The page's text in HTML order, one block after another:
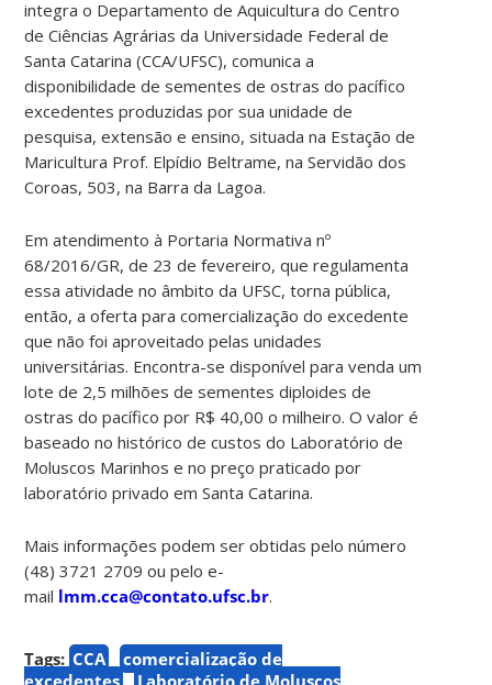
integra o Departamento de Aquicultura do Centro
de Ciências Agrárias da Universidade Federal de
Santa Catarina (CCA/UFSC), comunica a
disponibilidade de sementes de ostras do pacífico
excedentes produzidas por sua unidade de
pesquisa, extensão e ensino, situada na Estação de
Maricultura Prof. Elpídio Beltrame, na Servidão dos
Coroas, 503, na Barra da Lagoa.
Em atendimento à Portaria Normativa nº
68/2016/GR, de 23 de fevereiro, que regulamenta
essa atividade no âmbito da UFSC, torna pública,
então, a oferta para comercialização do excedente
que não foi aproveitado pelas unidades
universitárias. Encontra-se disponível para venda um
lote de 2,5 milhões de sementes diploides de
ostras do pacífico por R$ 40,00 o milheiro. O valor é
baseado no histórico de custos do Laboratório de
Moluscos Marinhos e no preço praticado por
laboratório privado em Santa Catarina.
Mais informações podem ser obtidas pelo número
(48) 3721 2709 ou pelo e-
mail lmm.cca@contato.ufsc.br.
Tags: CCA
comercialização de
excedentes
Laboratório de Moluscos